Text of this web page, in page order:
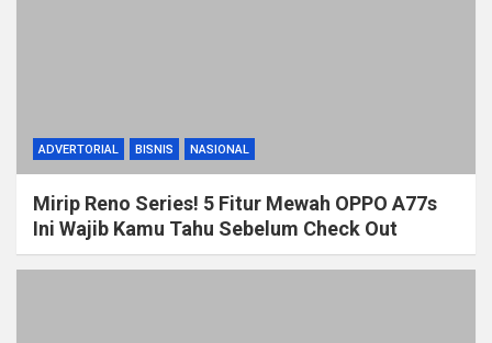
ADVERTORIAL BISNIS NASIONAL
Mirip Reno Series! 5 Fitur Mewah OPPO A77s
Ini Wajib Kamu Tahu Sebelum Check Out